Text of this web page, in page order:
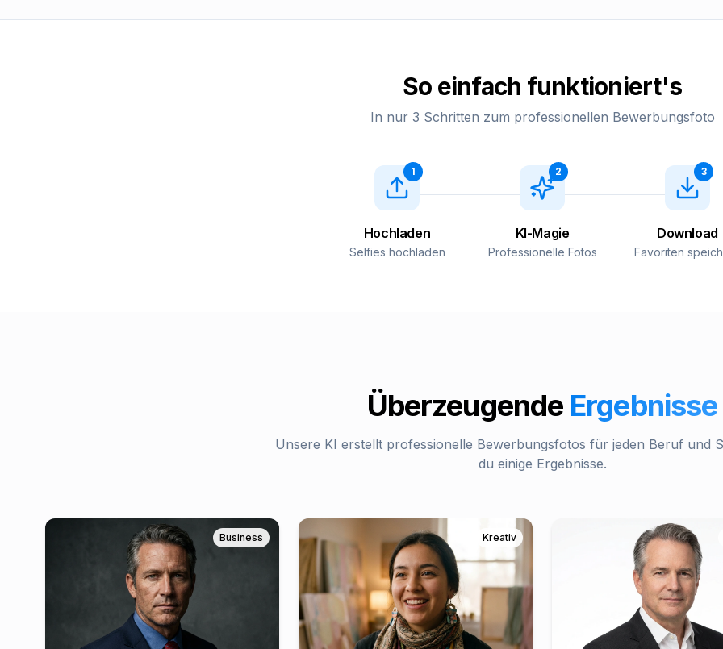
So einfach funktioniert's
In nur 3 Schritten zum professionellen Bewerbungsfoto
1
Hochladen
Selfies hochladen
2
KI-Magie
Professionelle Fotos
3
Download
Favoriten
Überzeugende Ergebnisse
Unsere KI erstellt professionelle Bewerbungsfotos für jeden Beruf und
du einige Ergebnisse.
Business Kreativ